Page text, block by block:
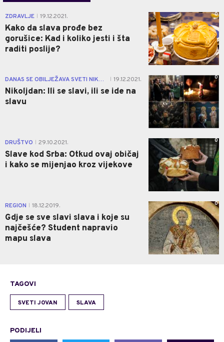
ZDRAVLJE 19.12.2021.
Kako da slava prođe bez
gorušice: Kad i koliko jesti i šta
raditi poslije?
0
DANAS SE OBILJEŽAVA SVETI NIKOLA 19.12.2021.
Nikoljdan: Ili se slavi, ili se ide na
slavu
0
DRUŠTVO 29.10.2021.
Slave kod Srba: Otkud ovaj običaj
i kako se mijenjao kroz vijekove
0
REGION 18.12.2019.
Gdje se sve slavi slava i koje su
najčešće? Student napravio
mapu slava
0
TAGOVI
SVETI JOVAN SLAVA
PODIJELI